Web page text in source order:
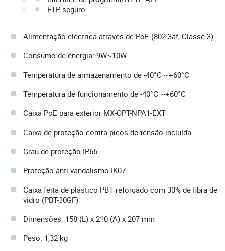
FTP seguro
Alimentação eléctrica através de PoE (802.3af, Classe 3)
Consumo de energia: 9W~10W
Temperatura de armazenamento de -40°C ~+60°C
Temperatura de funcionamento de -40°C ~+60°C
Caixa PoE para exterior MX-OPT-NPA1-EXT
Caixa de proteção contra picos de tensão incluída
Grau de proteção IP66
Proteção anti-vandalismo IK07
Caixa feita de plástico PBT reforçado com 30% de fibra de
vidro (PBT-30GF)
Dimensões: 158 (L) x 210 (A) x 207 mm
Peso: 1,32 kg